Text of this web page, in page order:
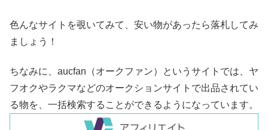
色んなサイトを覗いてみて、安い物があったら落札してみ
ましょう！
ちなみに、aucfan（オークファン）というサイトでは、ヤ
フオクやラクマなどのオークションサイトで出品されてい
る物を、一括検索することができるようになっています。